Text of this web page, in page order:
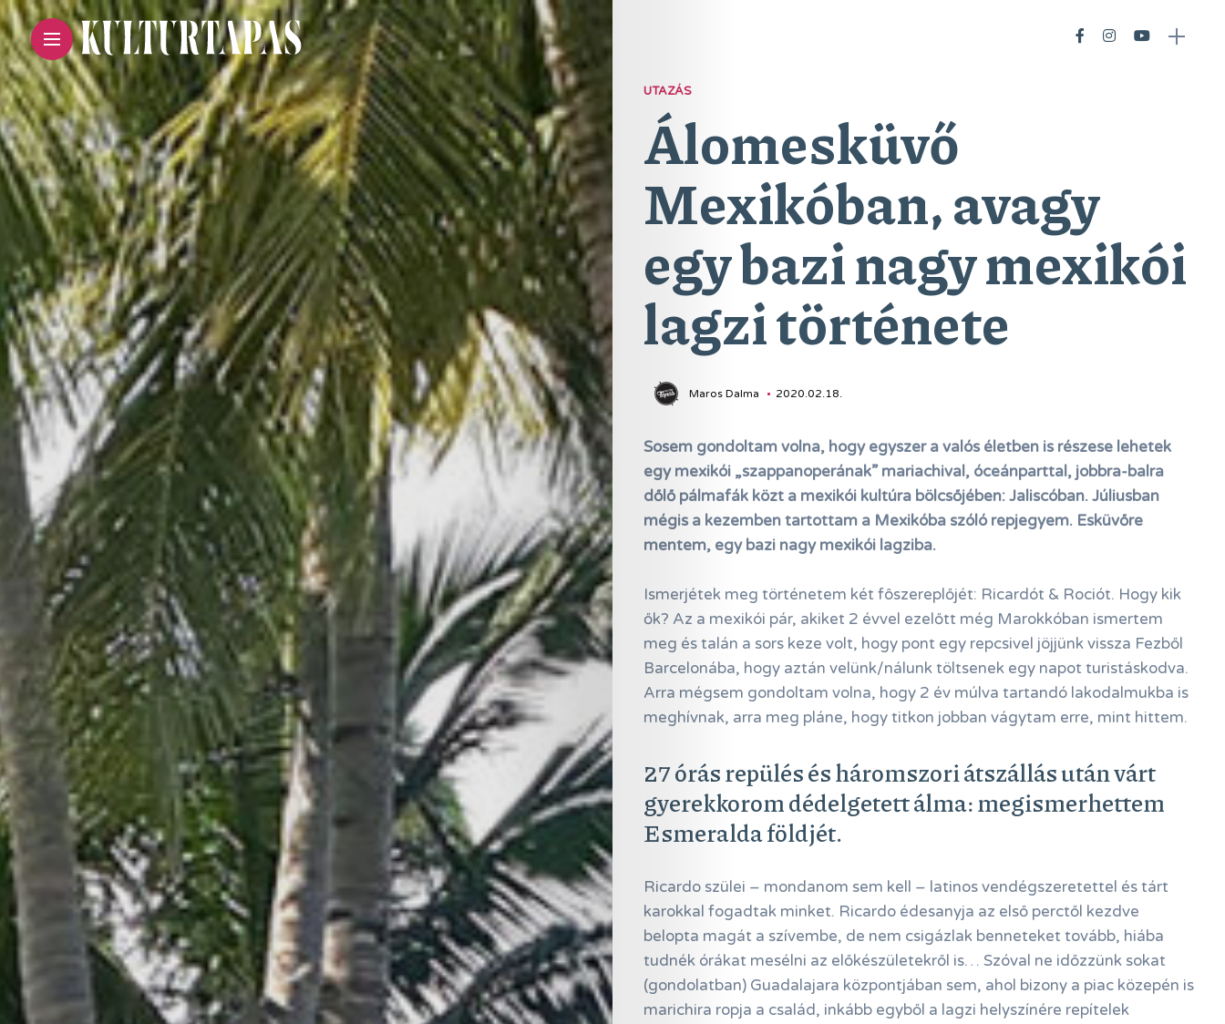
UTAZÁS
Álomesküvő
Mexikóban, avagy
egy bazi nagy mexikói
lagzi története
Maros Dalma 2020.02.18.
Sosem gondoltam volna, hogy egyszer a valós életben is részese lehetek
egy mexikói „szappanoperának” mariachival, óceánparttal, jobbra-balra
dőlő pálmafák közt a mexikói kultúra bölcsőjében: Jaliscóban. Júliusban
mégis a kezemben tartottam a Mexikóba szóló repjegyem. Esküvőre
mentem, egy bazi nagy mexikói lagziba.
Ismerjétek meg történetem két fôszereplőjét: Ricardót & Rociót. Hogy kik
ők? Az a mexikói pár, akiket 2 évvel ezelőtt még Marokkóban ismertem
meg és talán a sors keze volt, hogy pont egy repcsivel jöjjünk vissza Fezből
Barcelonába, hogy aztán velünk/nálunk töltsenek egy napot turistáskodva.
Arra mégsem gondoltam volna, hogy 2 év múlva tartandó lakodalmukba is
meghívnak, arra meg pláne, hogy titkon jobban vágytam erre, mint hittem.
27 órás repülés és háromszori átszállás után várt
gyerekkorom dédelgetett álma: megismerhettem
Esmeralda földjét.
Ricardo szülei – mondanom sem kell – latinos vendégszeretettel és tárt
karokkal fogadtak minket. Ricardo édesanyja az első perctől kezdve
belopta magát a szívembe, de nem csigázlak benneteket tovább, hiába
tudnék órákat mesélni az előkészületekről is… Szóval ne időzzünk sokat
(gondolatban) Guadalajara központjában sem, ahol bizony a piac közepén is
marichira ropja a család, inkább egyből a lagzi helyszínére repítelek